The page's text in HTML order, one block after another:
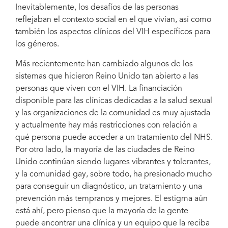
Inevitablemente, los desafíos de las personas
reflejaban el contexto social en el que vivían, así como
también los aspectos clínicos del VIH específicos para
los géneros.
Más recientemente han cambiado algunos de los
sistemas que hicieron Reino Unido tan abierto a las
personas que viven con el VIH. La financiación
disponible para las clínicas dedicadas a la salud sexual
y las organizaciones de la comunidad es muy ajustada
y actualmente hay más restricciones con relación a
qué persona puede acceder a un tratamiento del NHS.
Por otro lado, la mayoría de las ciudades de Reino
Unido continúan siendo lugares vibrantes y tolerantes,
y la comunidad gay, sobre todo, ha presionado mucho
para conseguir un diagnóstico, un tratamiento y una
prevención más tempranos y mejores. El estigma aún
está ahí, pero pienso que la mayoría de la gente
puede encontrar una clínica y un equipo que la reciba